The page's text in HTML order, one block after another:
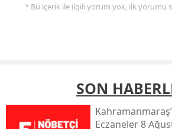
* Bu içerik ile ilgili yorum yok, ilk yorumu
SON
Eczaneler 8